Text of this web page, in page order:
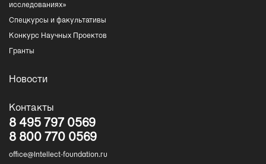
исследованиях»
Спецкурсы и факультативы
Конкурс Научных Проектов
Гранты
Новости
Контакты
8 495 797 0569
8 800 770 0569
office@Intellect-foundation.ru